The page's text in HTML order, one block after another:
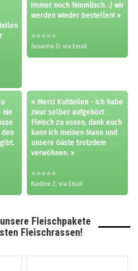
immer noch himmlisch. :) wir
werden wieder bestellen! »
⭐⭐⭐⭐⭐
Susanne D. via Email
nie
« Merci Kuhteilen - ich habe
zwar selber aufgehört
Fleisch zu essen, dank euch
kann ich meinen Mann und
unsere Gäste trotzdem
verwöhnen. »
⭐⭐⭐⭐⭐
Nadine Z. via Email
Fleischpakete
Fleischrassen!